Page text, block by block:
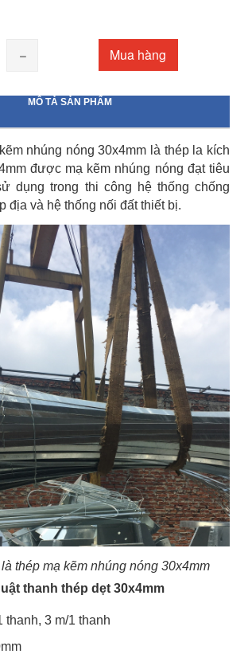
Mua hàng
MÔ TẢ SẢN PHẨM
nhúng nóng 30x4mm là thép la kích
được mạ kẽm nhúng nóng đạt tiêu
dụng trong thi công hệ thống chống
địa và hệ thống nối đất thiết bị.
kẽm nhúng nóng 30x4mm
thanh thép dẹt 30x4mm
thanh, 3 m/1 thanh